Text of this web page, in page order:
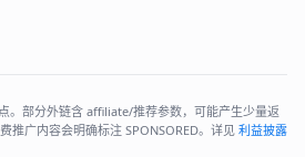
。部分外链含 affiliate/推荐参数，可能产生少量返
推广内容会明确标注 SPONSORED。详见 利益披露